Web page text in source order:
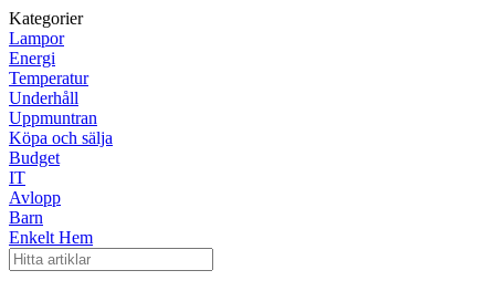
Kategorier
Lampor
Energi
Temperatur
Underhåll
Uppmuntran
Köpa och sälja
Budget
IT
Avlopp
Barn
Enkelt Hem